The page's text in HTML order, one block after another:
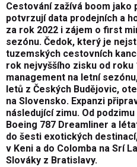
Cestování zažívá boom jako
potvrzují data prodejních a
za rok 2022 i zájem o first
sezónu. Čedok, který je
tuzemských cestovních
rok nejvyššího zisku od roku
management na letní
letů z Českých Budějovic,
na Slovensko. Expanzi
následující zimu. Od
Boeing 787 Dreamliner a
do šesti exotických
v Keni a do Colomba na Srí
Slováky z Bratislavy.